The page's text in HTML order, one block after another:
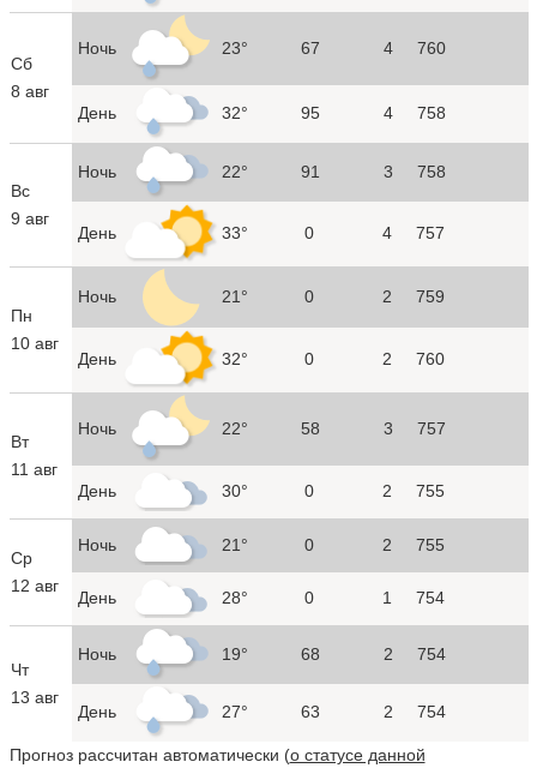
Сб
8 авг
Ночь 23° 67 4 760
День 32° 95 4 758
Вс
9 авг
Ночь 22° 91 3 758
День 33° 0 4 757
Пн
10 авг
Ночь 21° 0 2 759
День 32° 0 2 760
Вт
11 авг
Ночь 22° 58 3 757
День 30° 0 2 755
Ср
12 авг
Ночь 21° 0 2 755
День 28° 0 1 754
Чт
13 авг
Ночь 19° 68 2 754
День 27° 63 2 754
Прогноз рассчитан автоматически (о статусе данной